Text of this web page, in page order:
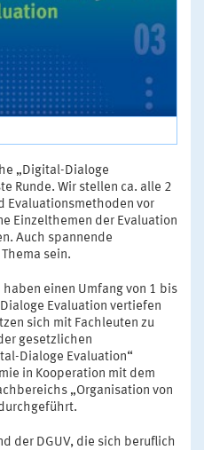
„Digital-Dialoge
Runde. Wir stellen ca. alle 2
Evaluationsmethoden vor
Einzelthemen der Evaluation
Auch spannende
sein.
einen Umfang von 1 bis
Evaluation vertiefen
sich mit Fachleuten zu
gesetzlichen
Dialoge Evaluation“
in Kooperation mit dem
„Organisation von
der DGUV, die sich beruflich